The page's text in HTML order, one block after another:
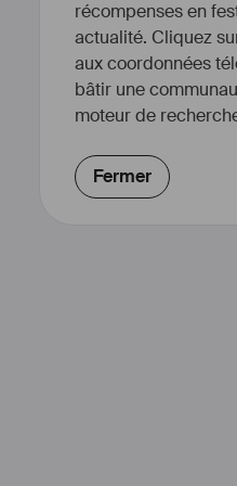
récompenses en
actualité. Cliquez
aux coordonnées
bâtir une
moteur de
Fermer